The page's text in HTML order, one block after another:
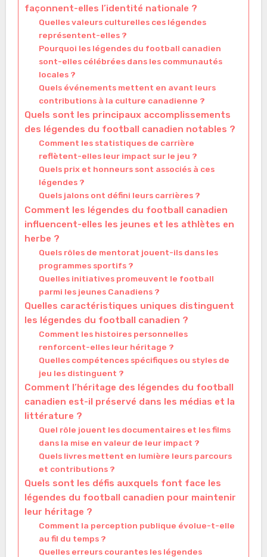
façonnent-elles l’identité nationale ?
Quelles valeurs culturelles ces légendes
représentent-elles ?
Pourquoi les légendes du football canadien
sont-elles célébrées dans les communautés
locales ?
Quels événements mettent en avant leurs
contributions à la culture canadienne ?
Quels sont les principaux accomplissements
des légendes du football canadien notables ?
Comment les statistiques de carrière
reflètent-elles leur impact sur le jeu ?
Quels prix et honneurs sont associés à ces
légendes ?
Quels jalons ont défini leurs carrières ?
Comment les légendes du football canadien
influencent-elles les jeunes et les athlètes en
herbe ?
Quels rôles de mentorat jouent-ils dans les
programmes sportifs ?
Quelles initiatives promeuvent le football
parmi les jeunes Canadiens ?
Quelles caractéristiques uniques distinguent
les légendes du football canadien ?
Comment les histoires personnelles
renforcent-elles leur héritage ?
Quelles compétences spécifiques ou styles de
jeu les distinguent ?
Comment l’héritage des légendes du football
canadien est-il préservé dans les médias et la
littérature ?
Quel rôle jouent les documentaires et les films
dans la mise en valeur de leur impact ?
Quels livres mettent en lumière leurs parcours
et contributions ?
Quels sont les défis auxquels font face les
légendes du football canadien pour maintenir
leur héritage ?
Comment la perception publique évolue-t-elle
au fil du temps ?
Quelles erreurs courantes les légendes